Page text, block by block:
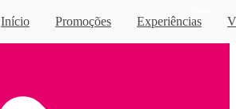
Início Promoções Experiências